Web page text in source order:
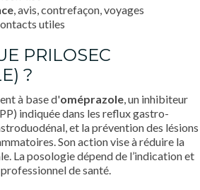
, avis, contrefaçon, voyages
utiles
PRILOSEC
?
à base d'oméprazole, un inhibiteur
indiquée dans les reflux gastro-
et la prévention des lésions
Son action vise à réduire la
La posologie dépend de l’indication et
de santé.